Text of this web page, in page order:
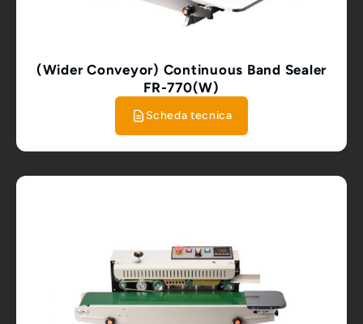
(Wider Conveyor) Continuous Band Sealer
FR-770(W)
Scheda tecnica